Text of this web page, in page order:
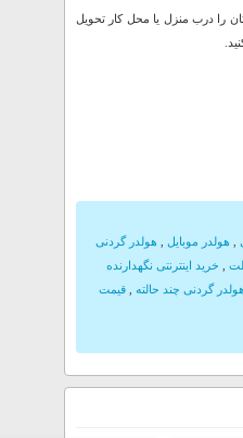
را درب منزل یا محل کار تحویل
هولدر موبایل
هولدر گردنی
خرید اینترنتی نگهدارنده
هولدر گردنی چند حالته
قیمت